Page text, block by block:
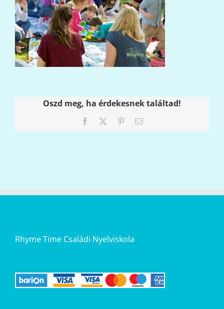
Oszd meg, ha érdekesnek találtad!
Facebook PinterestEmail:
Rhyme Time Családi Nyelviskola